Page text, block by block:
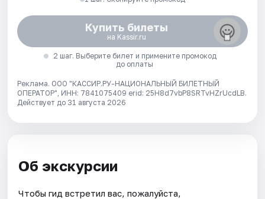
Купить билеты
на Kassir.ru
2 шаг. Выберите билет и примените промокод
до оплаты
Реклама. ООО "КАССИР.РУ-НАЦИОНАЛЬНЫЙ БИЛЕТНЫЙ
ОПЕРАТОР", ИНН: 7841075409 erid: 25H8d7vbP8SRTvHZrUcdLB.
Действует до 31 августа 2026
Об экскурсии
Чтобы гид встретил вас, пожалуйста,